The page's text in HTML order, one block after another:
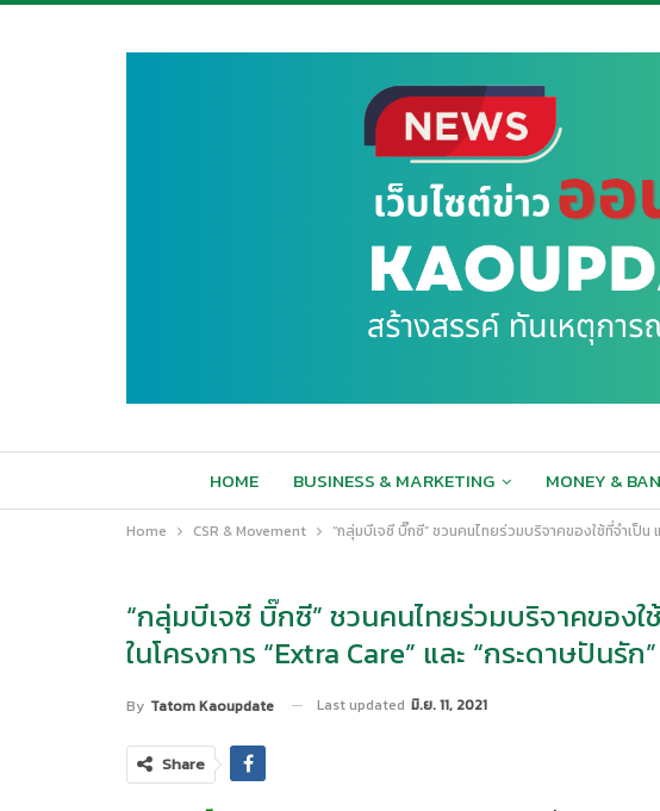
HOME BUSINESS & MARKETING MONEY &
Home CSR & Movement “กลุ่มบีเจซี บิ๊กซี” ชวนคนไทยร่วมบริจาคของใช้ที่จำเป็น
“กลุ่มบีเจซี บิ๊กซี” ชวนคนไทยร่วมบริจาคของใ
ในโครงการ “Extra Care” และ “กระดาษปันรั
By Tatom Kaoupdate Last updated มิ.ย. 11, 2021
Share